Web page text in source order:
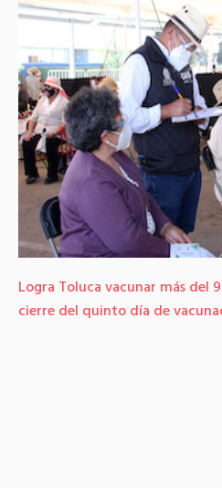
Logra Toluca vacunar más del
cierre del quinto día de